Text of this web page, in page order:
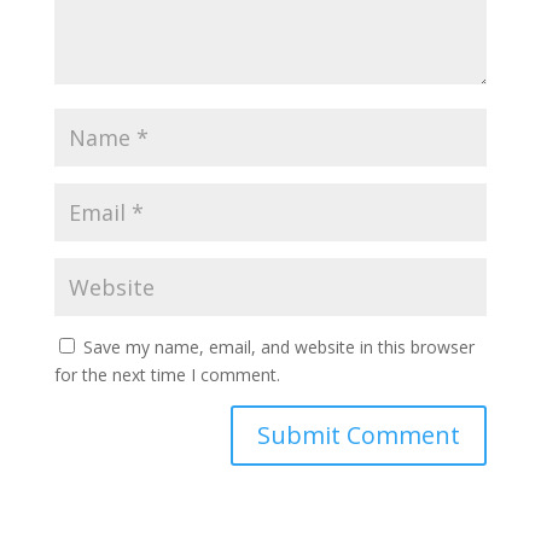
Save my name, email, and website in this browser
for the next time I comment.